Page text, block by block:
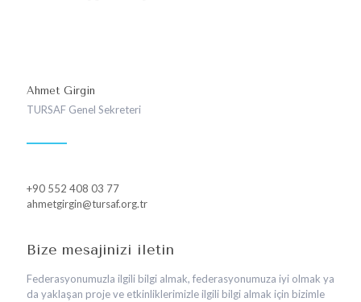
Ahmet Girgin
TURSAF Genel Sekreteri
+90 552 408 03 77
ahmetgirgin@tursaf.org.tr
Bize mesajınızı iletin
Federasyonumuzla ilgili bilgi almak, federasyonumuza iyi olmak ya
da yaklaşan proje ve etkinliklerimizle ilgili bilgi almak için bizimle